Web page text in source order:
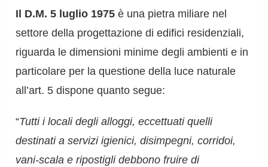
Il D.M. 5 luglio 1975 è una pietra miliare nel
settore della progettazione di edifici residenziali,
riguarda le dimensioni minime degli ambienti e in
particolare per la questione della luce naturale
all’art. 5 dispone quanto segue:
“Tutti i locali degli alloggi, eccettuati quelli
destinati a servizi igienici, disimpegni, corridoi,
vani-scala e ripostigli debbono fruire di